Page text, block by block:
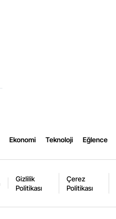
Ekonomi Teknoloji Eğlence
Gizlilik
Politikası
Çerez
Politikası